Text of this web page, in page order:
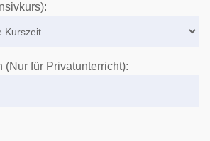
(Nur für Privatunterricht):